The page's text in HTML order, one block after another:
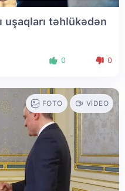
uşaqları təhlükədən
0 0
FOTO VIDEO